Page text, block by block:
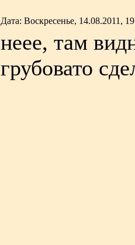
Дата: Воскресенье, 14.08.2011,
неее, там
грубовато